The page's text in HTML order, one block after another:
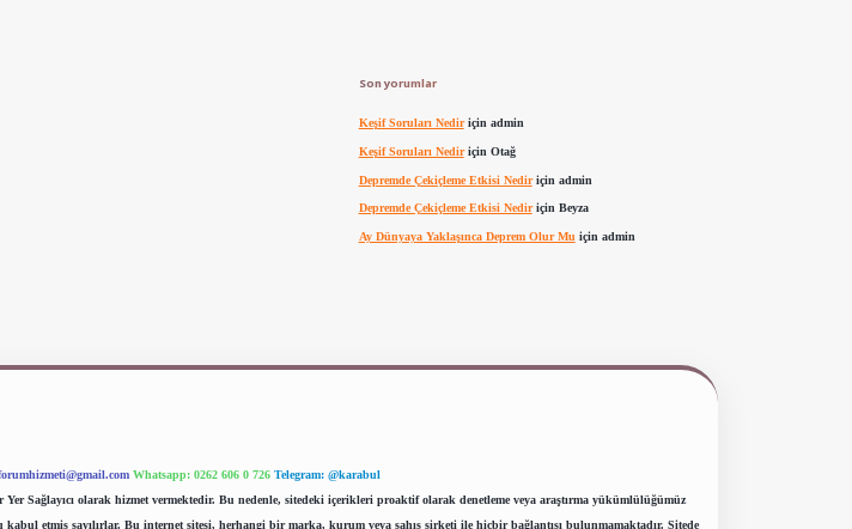
Son yorumlar
Keşif Soruları Nediriçin admin
Keşif Soruları Nediriçin Otağ
Depremde Çekiçleme Etkisi Nediriçin admin
Depremde Çekiçleme Etkisi Nediriçin Beyza
Ay Dünyaya Yaklaşınca Deprem Olur Mu için admin
Whatsapp: 0262 606 0 726 Telegram: @karabul
Sağlayıcı olarak hizmet vermektedir. Bu nedenle, sitedeki içerikleri proaktif olarak denetleme veya araştırma yükümlülüğümüz
etmiş sayılırlar. Bu internet sitesi, herhangi bir marka, kurum veya şahıs şirketi ile hiçbir bağlantısı bulunmamaktadır. Sitede